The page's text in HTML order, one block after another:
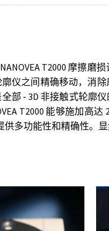
T2000 摩擦磨
仪之间精确移动，消
部 - 3D 非接触式轮廓
T2000 能够施加高达
供多功能性和精确性。